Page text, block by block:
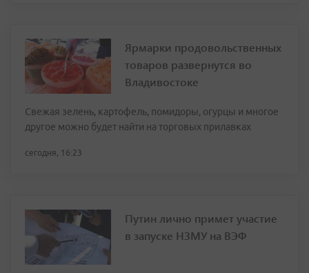
Ярмарки продовольственных
товаров развернутся во
Владивостоке
Свежая зелень, картофель, помидоры, огурцы и многое
другое можно будет найти на торговых прилавках
сегодня, 16:23
Путин лично примет участие
в запуске НЗМУ на ВЭФ